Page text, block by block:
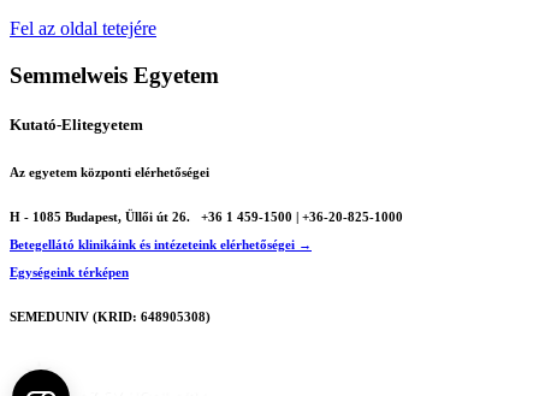
Fel az oldal tetejére
Semmelweis Egyetem
Kutató-Elitegyetem
Az egyetem központi elérhetőségei
H - 1085 Budapest, Üllői út 26.
+36 1 459-1500 | +36-20-825-1000
Betegellátó klinikáink és intézeteink elérhetőségei →
Egységeink térképen
SEMEDUNIV (KRID: 648905308)